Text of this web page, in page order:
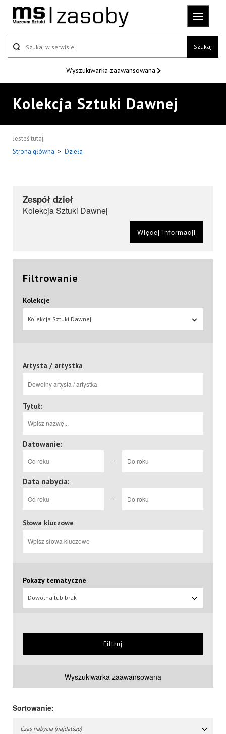
Szukaj
Wyszukiwarka zaawansowana
Kolekcja Sztuki Dawnej
Jesteś tutaj:
Strona główna > Dzieła
Zespół dzieł
Kolekcja Sztuki Dawnej
Więcej informacji
Filtrowanie
Kolekcje
Kolekcja Sztuki Dawnej
Artysta / artystka
Tytuł:
Datowanie:
-
Data nabycia:
-
Słowa kluczowe
Pokazy tematyczne
Dowolna lub brak
Filtruj
Wyszukiwarka zaawansowana
Sortowanie:
Czas nabycia (najdalsze)